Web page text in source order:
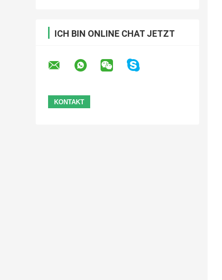
ICH BIN ONLINE CHAT JETZT